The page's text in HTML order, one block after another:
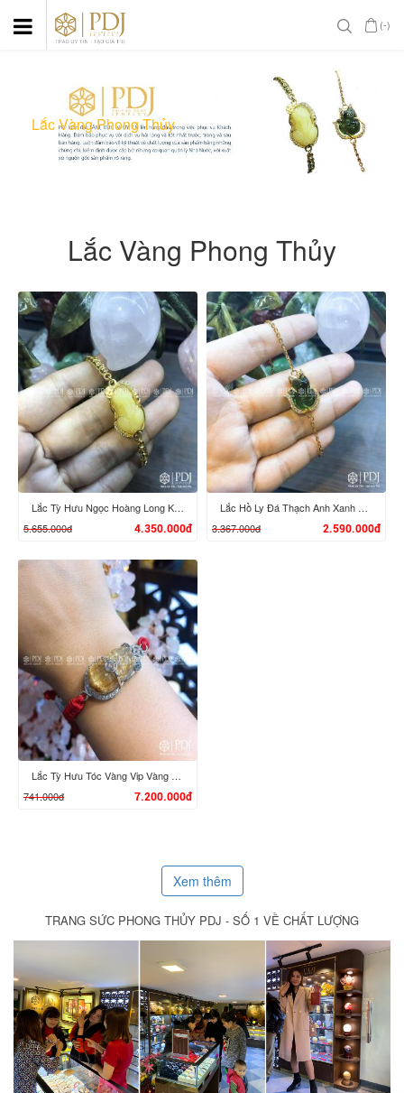
(-)
Lắc Vàng Phong Thủy
Lắc Vàng Phong Thủy
XEM CHI TIẾT
Lắc Tỳ Hưu Ngọc Hoàng Long Kim Tiền 10K
5.655.000đ
4.350.000đ
Lắc Hồ Ly Đá Thạch Anh Xanh 10K
3.367.000đ
2.590.000đ
XEM CHI TIẾT
Lắc Tỳ Hưu Tóc Vàng Vip Vàng 14K
741.000đ
7.200.000đ
Xem thêm
TRANG SỨC PHONG THỦY PDJ - SỐ 1 VỀ CHẤT LƯỢNG